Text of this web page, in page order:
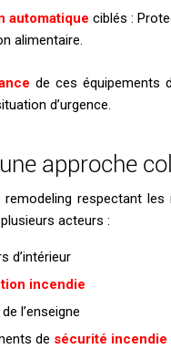
automatique ciblés :
alimentaire.
de ces équipements
d’urgence.
approche
remodeling respectant les
acteurs :
d’intérieur
incendie
l’enseigne
de sécurité incendie